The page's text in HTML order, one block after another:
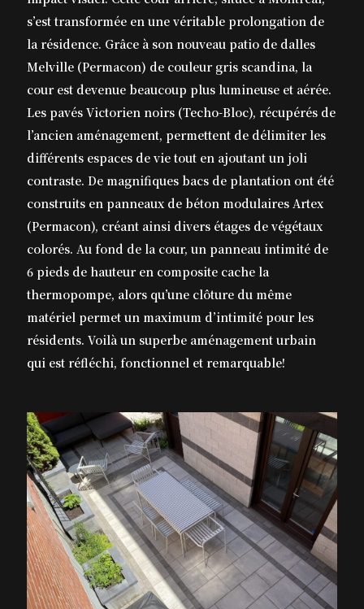
s’est transformée en une véritable prolongation de
la résidence. Grâce à son nouveau patio de dalles
Melville (Permacon) de couleur gris scandina, la
cour est devenue beaucoup plus lumineuse et aérée.
Les pavés Victorien noirs (Techo-Bloc), récupérés de
l’ancien aménagement, permettent de délimiter les
différents espaces de vie tout en ajoutant un joli
contraste. De magnifiques bacs de plantation ont été
construits en panneaux de béton modulaires Artex
(Permacon), créant ainsi divers étages de végétaux
colorés. Au fond de la cour, un panneau intimité de
6 pieds de hauteur en composite cache la
thermopompe, alors qu’une clôture du même
matériel permet un maximum d’intimité pour les
résidents. Voilà un superbe aménagement urbain
qui est réfléchi, fonctionnel et remarquable!